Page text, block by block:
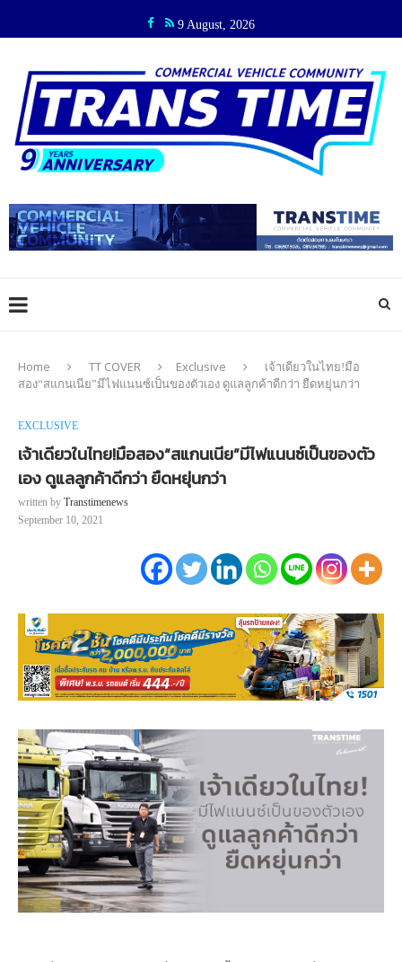
9 August, 2026
Home TT COVER Exclusive
เจ้าเดียวในไทย!มือ
สอง“สแกนเนีย”มีไฟแนนซ์เป็นของตัวเอง ดูแลลูกค้าดีกว่า ยืดหยุ่นกว่า
EXCLUSIVE
เจ้าเดียวในไทย!มือสอง“สแกนเนีย”มีไฟแนนซ์เป็นของตัว
เอง ดูแลลูกค้าดีกว่า ยืดหยุ่นกว่า
written by Transtimenews
September 10, 2021